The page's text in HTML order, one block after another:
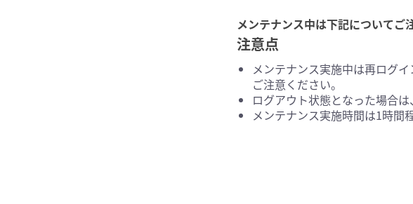
メンテナンス中は下記についてご
注意点
メンテナンス実施中は再ログ
ご注意ください。
ログアウト状態となった場合
メンテナンス実施時間は1時間